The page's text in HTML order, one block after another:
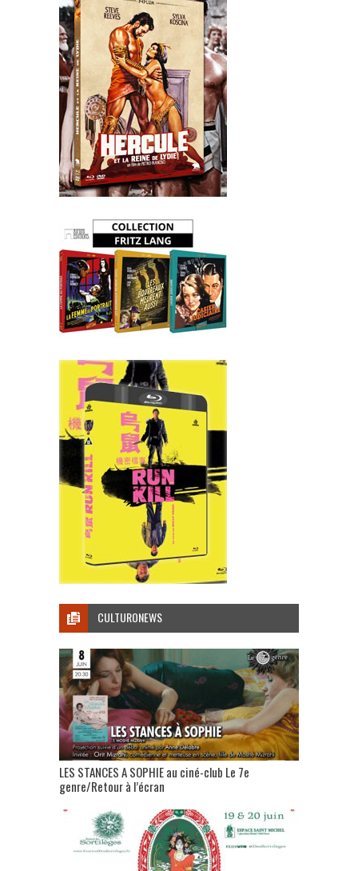
CULTURONEWS
LES STANCES A SOPHIE au ciné-club Le 7e
genre/Retour à l’écran